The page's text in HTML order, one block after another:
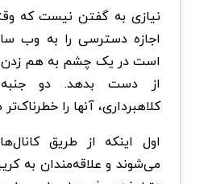
نیازی به گفتن نیست که
اجازه دسترسی را به وب
است در یک چشم به هم زدن
از دست بدهد. دو
کلاهبرداری، آنها را
می‌شوند و علاقه‌مندان به